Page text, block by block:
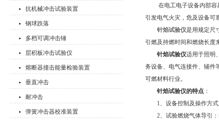
抗机械冲击试验装置
钢球跌落
多档可调冲击锤
层积板冲击试验仪
熔断器撞击能量检验装置
垂直冲击
耐冲击
弹簧冲击器校准装置
在电工电子设备内部容易
引发电气火灾，危及设备可
针焰试验仪是用规定尺
引燃及持燃时间和燃烧长度
针焰试验仪适用于照明
务设备、电气连接件、辅件
可燃材料行业。
针焰试验仪的特点 ：
1、设备控制及操作方式
2、试验燃烧气体导引：